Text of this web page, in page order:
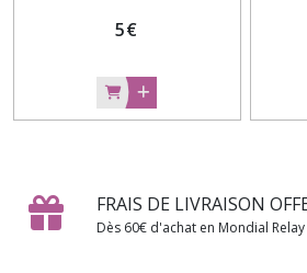
5€
FRAIS DE LIVRAISON
Dès 60€ d'achat en Mondial